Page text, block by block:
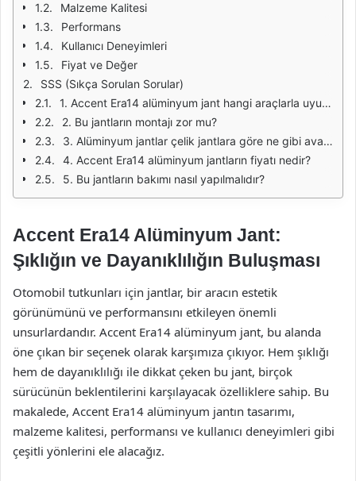
Malzeme Kalitesi
Performans
Kullanıcı Deneyimleri
Fiyat ve Değer
SSS (Sıkça Sorulan Sorular)
1. Accent Era14 alüminyum jant hangi araçlarla uyumludur?
2. Bu jantların montajı zor mu?
3. Alüminyum jantlar çelik jantlara göre ne gibi avantajlar sunar?
4. Accent Era14 alüminyum jantların fiyatı nedir?
5. Bu jantların bakımı nasıl yapılmalıdır?
Accent Era14 Alüminyum Jant:
Şıklığın ve Dayanıklılığın Buluşması
Otomobil tutkunları için jantlar, bir aracın estetik
görünümünü ve performansını etkileyen önemli
unsurlardandır. Accent Era14 alüminyum jant, bu alanda
öne çıkan bir seçenek olarak karşımıza çıkıyor. Hem şıklığı
hem de dayanıklılığı ile dikkat çeken bu jant, birçok
sürücünün beklentilerini karşılayacak özelliklere sahip. Bu
makalede, Accent Era14 alüminyum jantın tasarımı,
malzeme kalitesi, performansı ve kullanıcı deneyimleri gibi
çeşitli yönlerini ele alacağız.